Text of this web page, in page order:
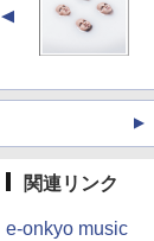
▲
関連リンク
e-onkyo music